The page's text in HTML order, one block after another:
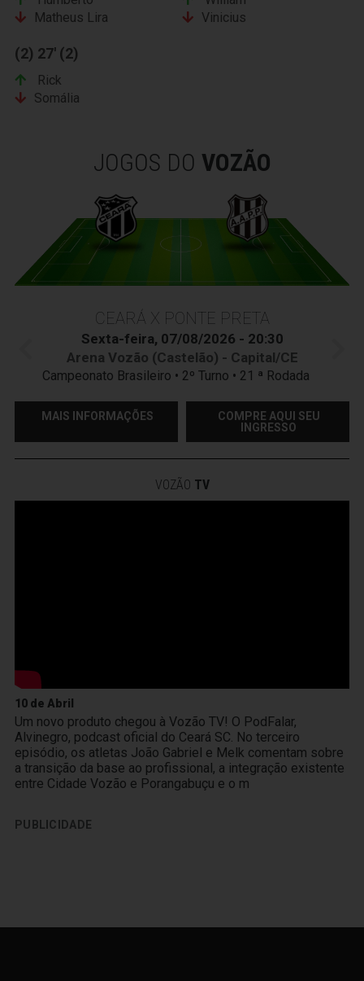
Matheus Lira
Vinicius
(2) 27' (2)
Rick
Somália
JOGOS DO VOZÃO
CEARÁ X PONTE PRETA
Sexta-feira, 07/08/2026 - 20:30
Arena Vozão (Castelão) - Capital/CE
Campeonato Brasileiro • 2º Turno • 21 ª Rodada
MAIS INFORMAÇÕES
COMPRE AQUI SEU
INGRESSO
VOZÃO TV
10 de Abril
Um novo produto chegou à Vozão TV! O PodFalar,
Alvinegro, podcast oficial do Ceará SC. No terceiro
episódio, os atletas João Gabriel e Melk comentam sobre
a transição da base ao profissional, a integração existente
entre Cidade Vozão e Porangabuçu e o m
PUBLICIDADE